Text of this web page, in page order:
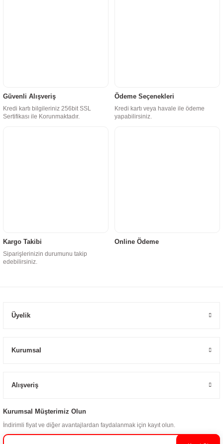
Güvenli Alışveriş
Kredi kartı bilgileriniz 256bit SSL
Sertifikası ile Korunmaktadır.
Ödeme Seçenekleri
Kredi kartı veya havale ile ödeme
yapabilirsiniz.
Kargo Takibi
Siparişlerinizin durumunu takip
edebilirsiniz.
Online Ödeme
Üyelik
Kurumsal
Alışveriş
Kurumsal Müşterimiz Olun
İndirimli fiyat ve diğer avantajlardan faydalanmak için kayıt olun.